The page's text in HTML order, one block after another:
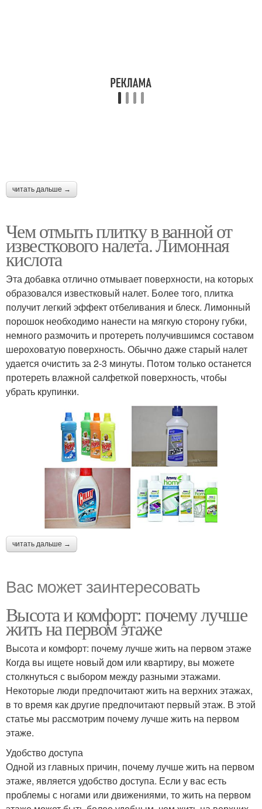
читать дальше →
Чем отмыть плитку в ванной от
известкового налета. Лимонная
кислота
Эта добавка отлично отмывает поверхности, на которых
образовался известковый налет. Более того, плитка
получит легкий эффект отбеливания и блеск. Лимонный
порошок необходимо нанести на мягкую сторону губки,
немного размочить и протереть получившимся составом
шероховатую поверхность. Обычно даже старый налет
удается очистить за 2-3 минуты. Потом только останется
протереть влажной салфеткой поверхность, чтобы
убрать крупинки.
читать дальше →
Вас может заинтересовать
Высота и комфорт: почему лучше
жить на первом этаже
Высота и комфорт: почему лучше жить на первом этаже
Когда вы ищете новый дом или квартиру, вы можете
столкнуться с выбором между разными этажами.
Некоторые люди предпочитают жить на верхних этажах,
в то время как другие предпочитают первый этаж. В этой
статье мы рассмотрим почему лучше жить на первом
этаже.
Удобство доступа
Одной из главных причин, почему лучше жить на первом
этаже, является удобство доступа. Если у вас есть
проблемы с ногами или движениями, то жить на первом